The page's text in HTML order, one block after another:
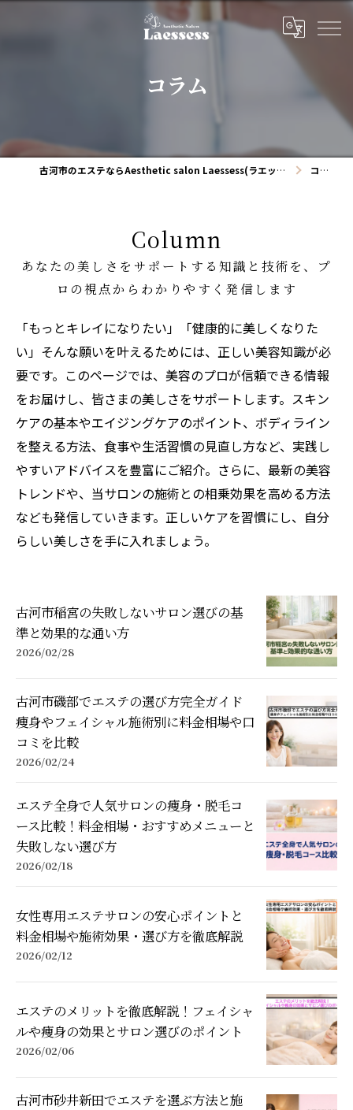
コラム
古河市のエステならAesthetic salon Laessess(ラエッセス) コラム
Column
あなたの美しさをサポートする知識と技術を、プ
ロの視点からわかりやすく発信します
「もっとキレイになりたい」「健康的に美しくなりた
い」そんな願いを叶えるためには、正しい美容知識が必
要です。このページでは、美容のプロが信頼できる情報
をお届けし、皆さまの美しさをサポートします。スキン
ケアの基本やエイジングケアのポイント、ボディライン
を整える方法、食事や生活習慣の見直し方など、実践し
やすいアドバイスを豊富にご紹介。さらに、最新の美容
トレンドや、当サロンの施術との相乗効果を高める方法
なども発信していきます。正しいケアを習慣にし、自分
らしい美しさを手に入れましょう。
古河市稲宮の失敗しないサロン選びの基
準と効果的な通い方
2026/02/28
古河市磯部でエステの選び方完全ガイド
痩身やフェイシャル施術別に料金相場や口
コミを比較
2026/02/24
エステ全身で人気サロンの痩身・脱毛コ
ース比較！料金相場・おすすめメニューと
失敗しない選び方
2026/02/18
女性専用エステサロンの安心ポイントと
料金相場や施術効果・選び方を徹底解説
2026/02/12
エステのメリットを徹底解説！フェイシャ
ルや痩身の効果とサロン選びのポイント
2026/02/06
古河市砂井新田でエステを選ぶ方法と施